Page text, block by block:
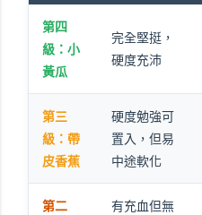
第四
級：小
黃瓜
完全堅挺，
硬度充沛
第三
級：帶
皮香蕉
硬度勉強可
置入，但易
中途軟化
第二
有充血但無